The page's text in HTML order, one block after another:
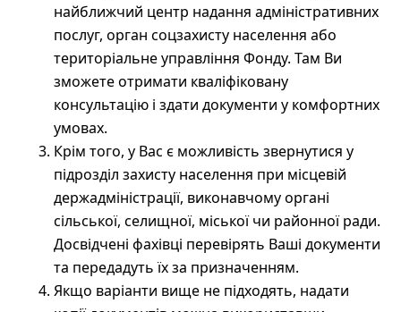
найближчий центр надання адміністративних
послуг, орган соцзахисту населення або
територіальне управління Фонду. Там Ви
зможете отримати кваліфіковану
консультацію і здати документи у комфортних
умовах.
Крім того, у Вас є можливість звернутися у
підрозділ захисту населення при місцевій
держадміністрації, виконавчому органі
сільської, селищної, міської чи районної ради.
Досвідчені фахівці перевірять Ваші документи
та передадуть їх за призначенням.
Якщо варіанти вище не підходять, надати